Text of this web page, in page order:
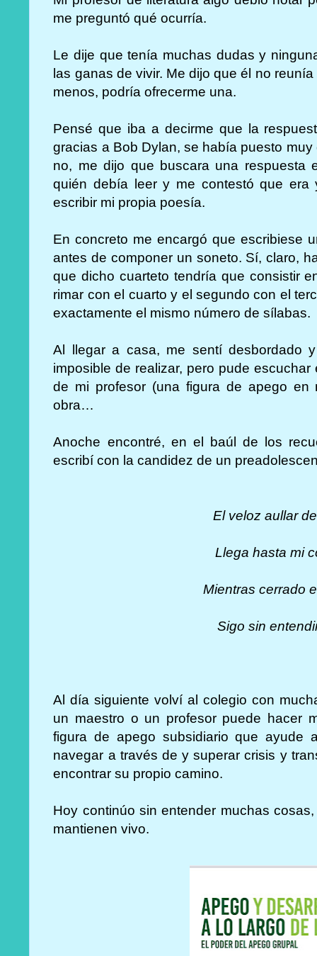
me preguntó qué ocurría.
Le dije que tenía muchas dudas y
las ganas de vivir. Me dijo que él no
menos, podría ofrecerme una.
Pensé que iba a decirme que la
gracias a Bob Dylan, se había puesto
no, me dijo que buscara una respuesta
quién debía leer y me contestó que era
escribir mi propia poesía.
En concreto me encargó que escribiese
antes de componer un soneto. Sí, claro,
que dicho cuarteto tendría que consistir
rimar con el cuarto y el segundo con el
exactamente el mismo número de sílabas.
Al llegar a casa, me sentí desbordado
imposible de realizar, pero pude
de mi profesor (una figura de apego
obra…
Anoche encontré, en el baúl de los
escribí con la candidez de un
El veloz aullar
Llega hasta mi
Mientras cerrado
Sigo sin
Al día siguiente volví al colegio con
un maestro o un profesor puede hacer
figura de apego subsidiario que ayude
navegar a través de y superar crisis y
encontrar su propio camino.
Hoy continúo sin entender muchas
mantienen vivo.